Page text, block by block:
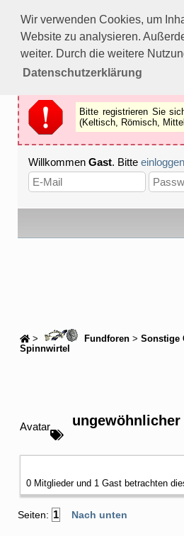
Wir verwenden Cookies, um
Website zu analysieren.
weiter. Durch die weitere
Datenschutzerklärung
Bitte registrieren Sie sich um
Als Gast können Sie z.B.
Bitte registrieren Sie
(Keltisch, Römisch,
Willkommen Gast. Bitte einloggen
> Fundforen > Sonstige
Spinnwirtel
Avatar ungewöhnlicher
0 Mitglieder und 1 Gast betrachten
Seiten: 1 Nach unten